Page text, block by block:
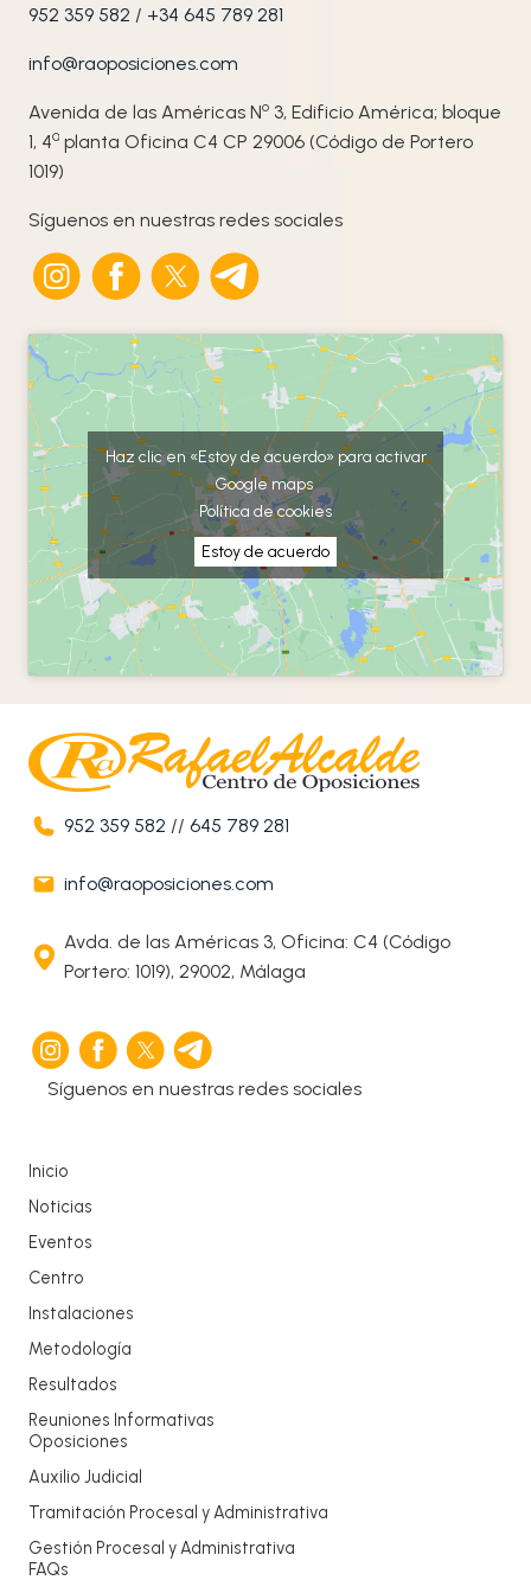
952 359 582 / +34 645 789 281
info@raoposiciones.com
Avenida de las Américas No 3, Edificio América; bloque
1, 4ª planta Oficina C4 CP 29006 (Código de Portero
1019)
Síguenos en nuestras redes sociales
Haz clic en «Estoy de acuerdo» para activar
Google maps
Política de cookies
Estoy de acuerdo
952 359 582 //645 789 281
info@raoposiciones.com
Avda. de las Américas 3, Oficina: C4 (Código
Portero: 1019), 29002, Málaga
Síguenos en nuestras redes sociales
Inicio
Noticias
Eventos
Centro
Instalaciones
Metodología
Resultados
Reuniones Informativas
Oposiciones
Auxilio Judicial
Tramitación Procesal y Administrativa
Gestión Procesal y Administrativa
FAQs